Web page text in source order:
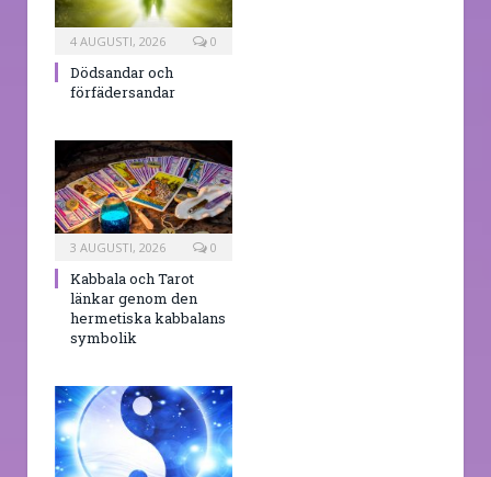
4 AUGUSTI, 2026 0
Dödsandar och
förfädersandar
3 AUGUSTI, 2026 0
Kabbala och Tarot
länkar genom den
hermetiska kabbalans
symbolik